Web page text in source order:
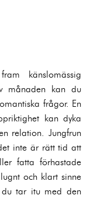
känslomässig
månaden kan du
frågor. En
kan dyka
relation. Jungfrun
inte är rätt tid att
fatta förhastade
och klart sinne
tar itu med den